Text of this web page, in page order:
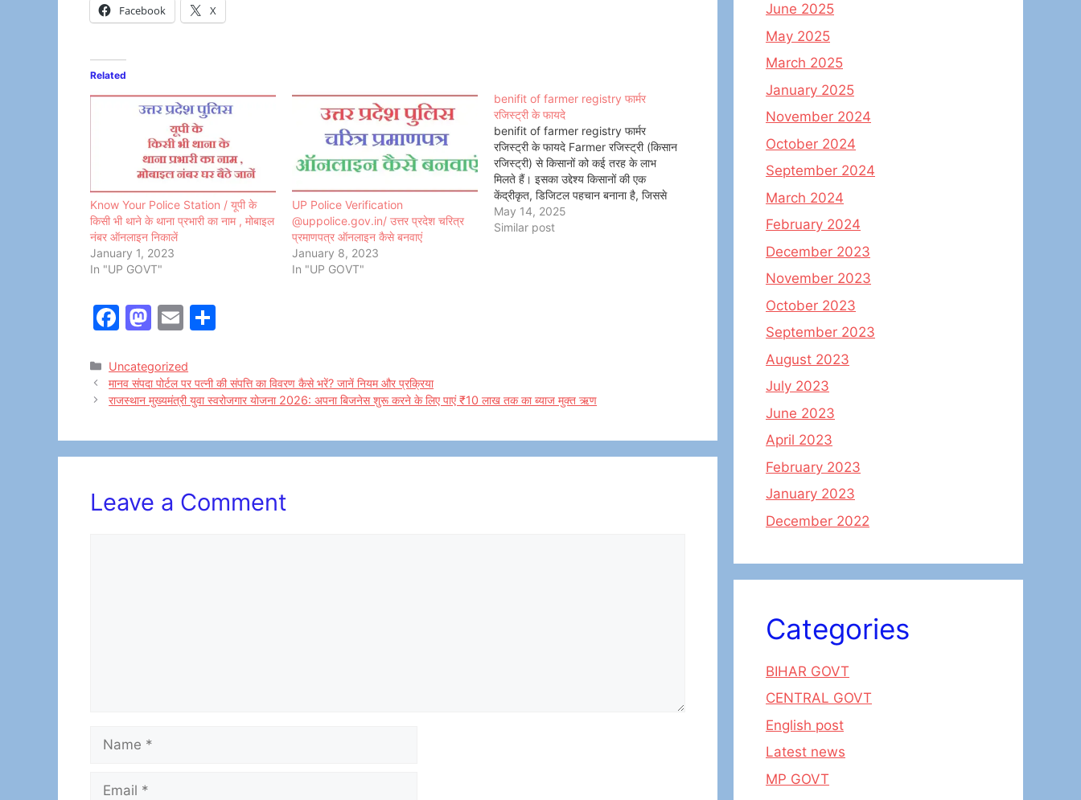
Facebook X
Related
Know Your Police Station / यूपी के
किसी भी थाने के थाना प्रभारी का नाम , मोबाइल
नंबर ऑनलाइन निकालें
January 1, 2023
In "UP GOVT"
UP Police Verification
@uppolice.gov.in/ उत्तर प्रदेश चरित्र
प्रमाणपत्र ऑनलाइन कैसे बनवाएं
January 8, 2023
In "UP GOVT"
benifit of farmer registry फार्मर
रजिस्ट्री के फायदे
benifit of farmer registry फार्मर
रजिस्ट्री के फायदे Farmer रजिस्ट्री (किसान
रजिस्ट्री) से किसानों को कई तरह के लाभ
मिलते हैं। इसका उद्देश्य किसानों की एक
केंद्रीकृत, डिजिटल पहचान बनाना है, जिससे
सरकार की योजनाएं सीधे लाभार्थियों तक पहुँच
सकें। इसके मुख्य लाभ इस प्रकार हैं: 1.
May 14, 2025
Similar post
F
c
e
o
k
M
st
o
o
E
ai
l
e
Categories
Uncategorized
मानव संपदा पोर्टल पर पत्नी की संपत्ति का विवरण कैसे भरें? जानें नियम और प्रक्रिया
राजस्थान मुख्यमंत्री युवा स्वरोजगार योजना 2026: अपना बिजनेस शुरू करने के लिए पाएं ₹10 लाख तक का ब्याज मुक्त ऋण
Leave a Comment
June 2025
May 2025
March 2025
January 2025
November 2024
October 2024
September 2024
March 2024
February 2024
December 2023
November 2023
October 2023
September 2023
August 2023
July 2023
June 2023
April 2023
February 2023
January 2023
December 2022
Categories
BIHAR GOVT
CENTRAL GOVT
English post
Latest news
MP GOVT